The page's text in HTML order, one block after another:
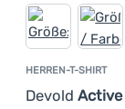
HERREN-T-SHIRT
Devold Active